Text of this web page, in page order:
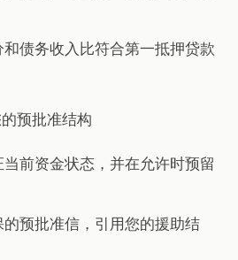
债务收入比符合第一抵押贷款
预批准结构
前资金状态，并在允许时预留
预批准信，引用您的援助结